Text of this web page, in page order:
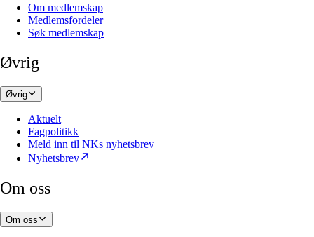
Om medlemskap
Medlemsfordeler
Søk medlemskap
Øvrig
Øvrig
Aktuelt
Fagpolitikk
Meld inn til NKs nyhetsbrev
Nyhetsbrev
Om oss
Om oss